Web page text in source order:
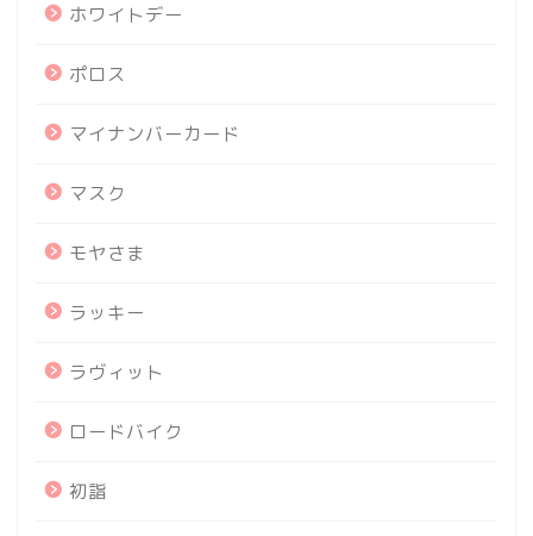
ホワイトデー
ポロス
マイナンバーカード
マスク
モヤさま
ラッキー
ラヴィット
ロードバイク
初詣